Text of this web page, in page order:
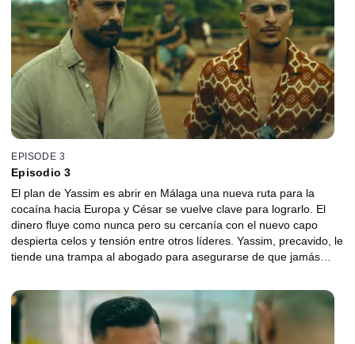
EPISODE 3
Episodio 3
El plan de Yassim es abrir en Málaga una nueva ruta para la
cocaína hacia Europa y César se vuelve clave para lograrlo. El
dinero fluye como nunca pero su cercanía con el nuevo capo
despierta celos y tensión entre otros líderes. Yassim, precavido, le
tiende una trampa al abogado para asegurarse de que jamás